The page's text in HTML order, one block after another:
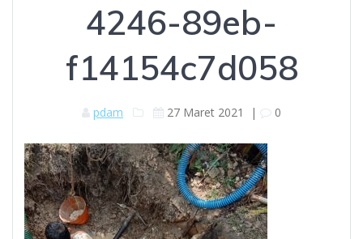
4246-89eb-
f14154c7d058
pdam 27 Maret 2021 | 0